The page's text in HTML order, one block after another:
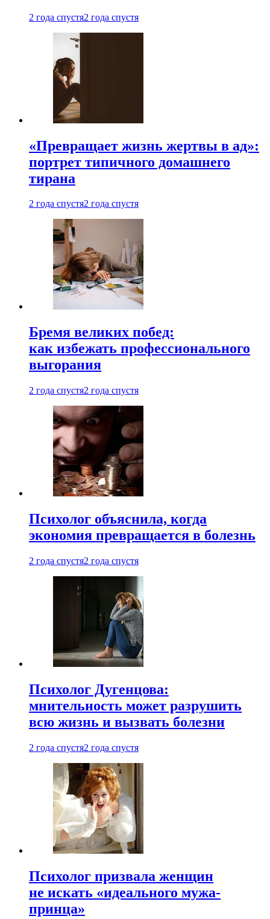
2 года спустя2 года спустя
«Превращает жизнь жертвы в ад»:
портрет типичного домашнего
тирана
2 года спустя2 года спустя
Бремя великих побед:
как избежать профессионального
выгорания
2 года спустя2 года спустя
Психолог объяснила, когда
экономия превращается в болезнь
2 года спустя2 года спустя
Психолог Дугенцова:
мнительность может разрушить
всю жизнь и вызвать болезни
2 года спустя2 года спустя
Психолог призвала женщин
не искать «идеального мужа-
принца»